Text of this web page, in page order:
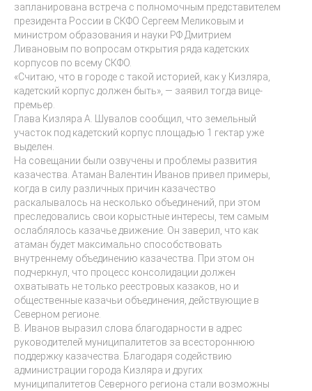
запланирована встреча с полномочным представителем
президента России в СКФО Сергеем Меликовым и
министром образования и науки РФ Дмитрием
Ливановым по вопросам открытия ряда кадетских
корпусов по всему СКФО.
«Считаю, что в городе с такой историей, как у Кизляра,
кадетский корпус должен быть», — заявил тогда вице-
премьер.
Глава Кизляра А. Шувалов сообщил, что земельный
участок под кадетский корпус площадью 1 гектар уже
выделен.
На совещании были озвучены и проблемы развития
казачества. Атаман Валентин Иванов привел примеры,
когда в силу различных причин казачество
раскалывалось на несколько объединений, при этом
преследовались свои корыстные интересы, тем самым
ослаблялось казачье движение. Он заверил, что как
атаман будет максимально способствовать
внутреннему объединению казачества. При этом он
подчеркнул, что процесс консолидации должен
охватывать не только реестровых казаков, но и
общественные казачьи объединения, действующие в
Северном регионе.
В. Иванов выразил слова благодарности в адрес
руководителей муниципалитетов за всестороннюю
поддержку казачества. Благодаря содействию
администрации города Кизляра и других
муниципалитетов Северного региона стали возможны